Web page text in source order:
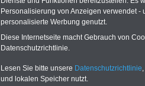
Hinweise
Personalisierung von Anzeigen verwendet
personalisierte Werbung genutzt.
Diese Internetseite macht Gebrauch von
Datenschutzrichtlinie.
Lesen Sie bitte unsere Datenschutzrichtlinie
und lokalen Speicher nutzt.